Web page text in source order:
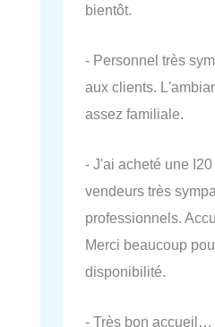
bientôt.
- Personnel très
aux clients.
assez familiale.
- J'ai acheté une
vendeurs très
professionnels.
Merci beaucoup
disponibilité.
- Très bon accueil…